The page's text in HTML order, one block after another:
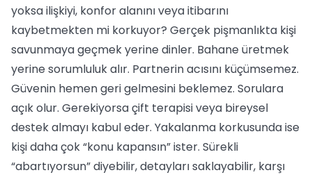
yoksa ilişkiyi, konfor alanını veya itibarını
kaybetmekten mi korkuyor? Gerçek pişmanlıkta kişi
savunmaya geçmek yerine dinler. Bahane üretmek
yerine sorumluluk alır. Partnerin acısını küçümsemez.
Güvenin hemen geri gelmesini beklemez. Sorulara
açık olur. Gerekiyorsa çift terapisi veya bireysel
destek almayı kabul eder. Yakalanma korkusunda ise
kişi daha çok “konu kapansın” ister. Sürekli
“abartıyorsun” diyebilir, detayları saklayabilir, karşı